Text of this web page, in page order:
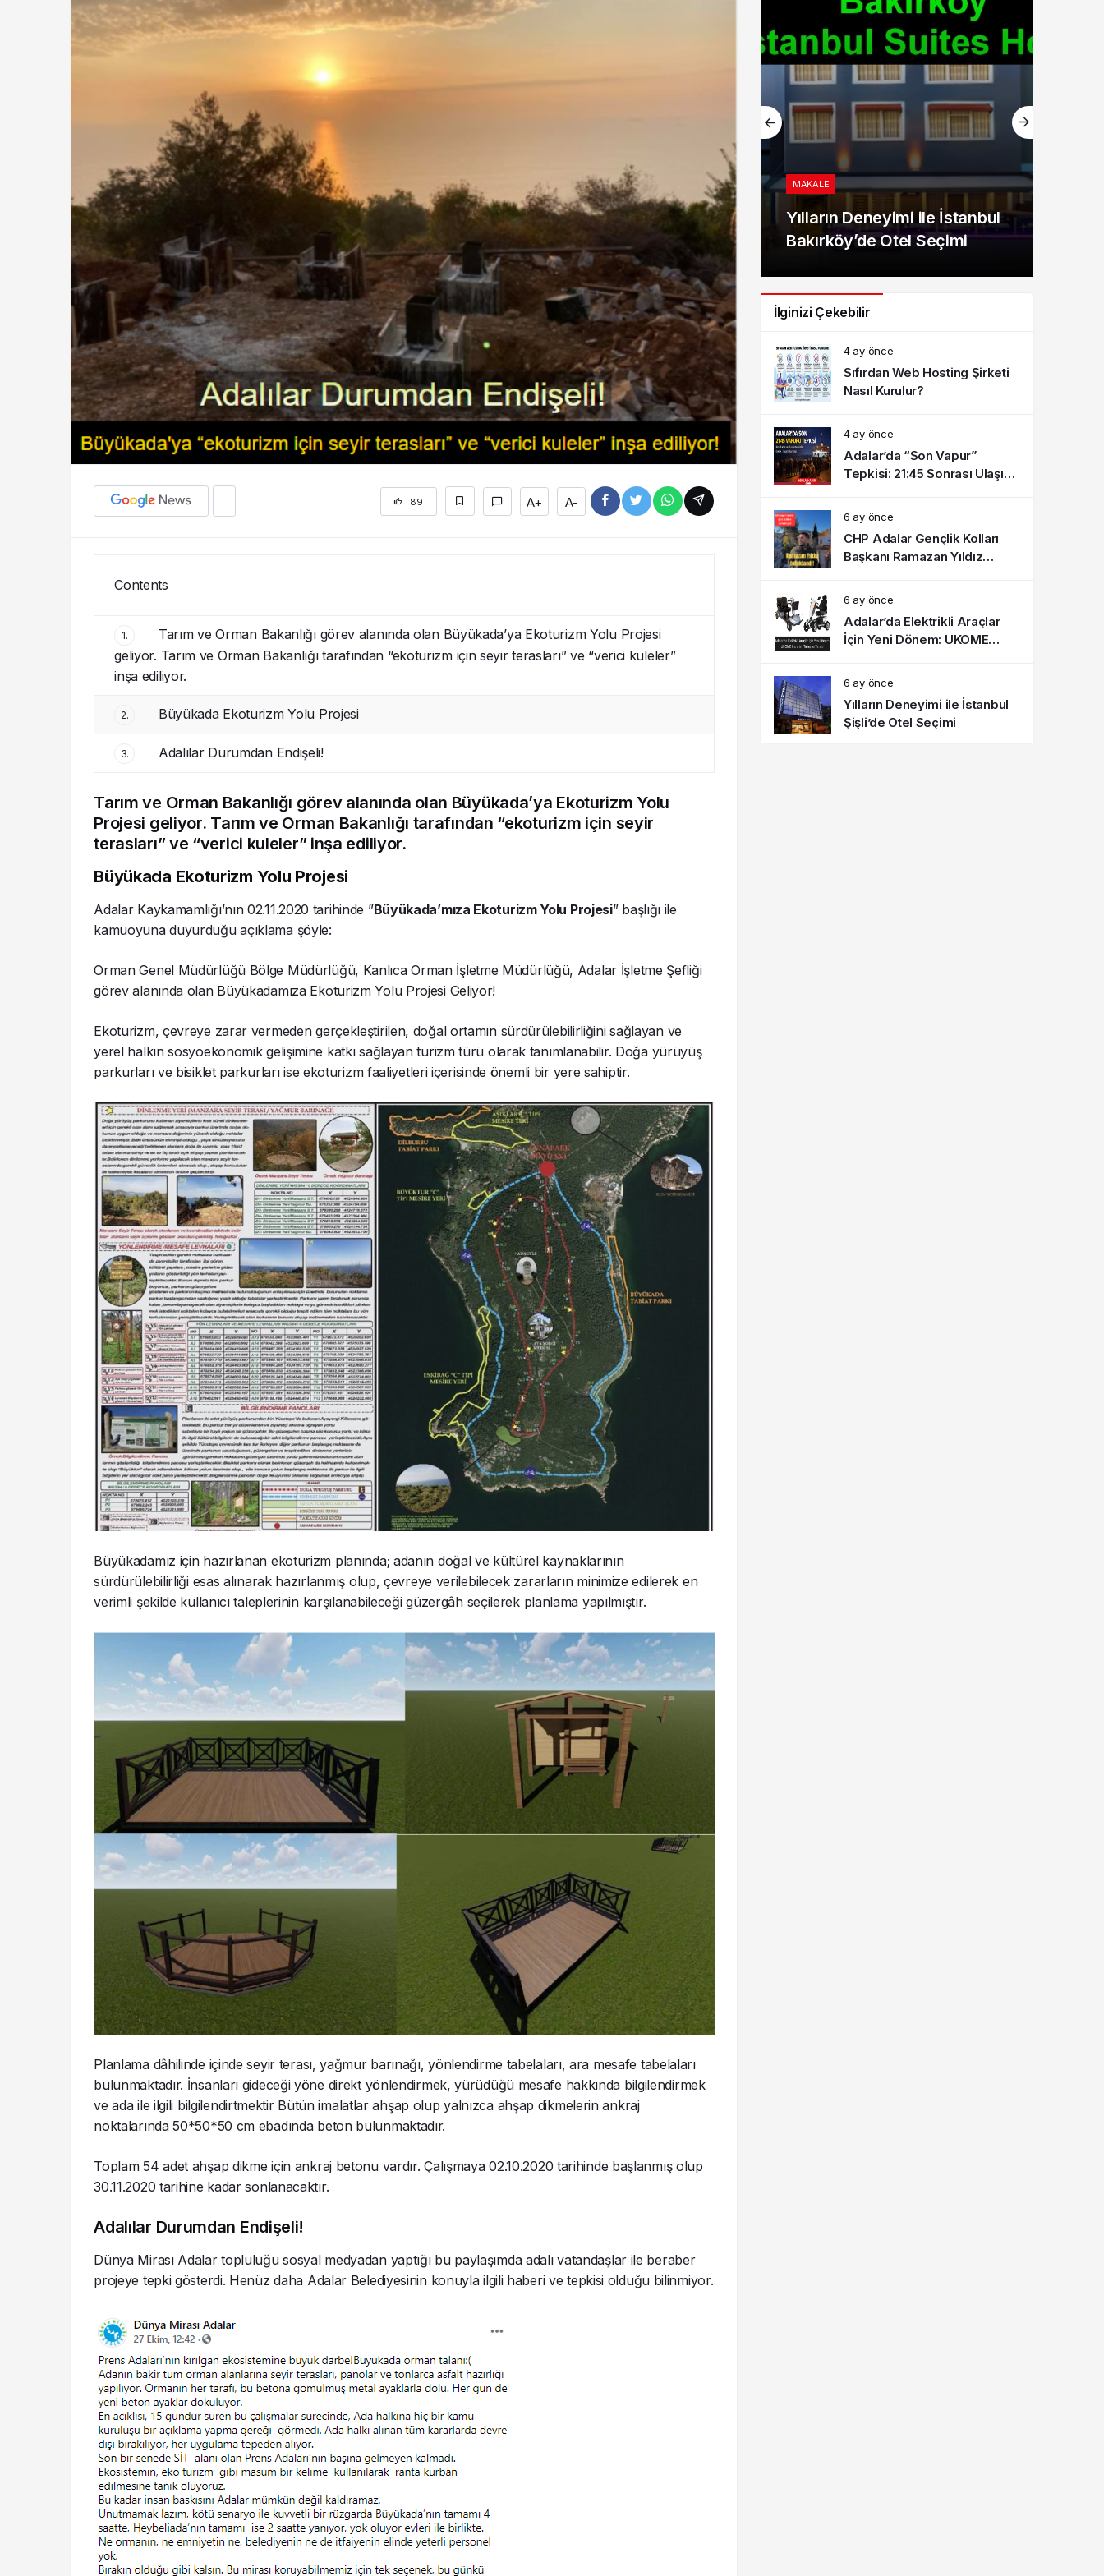
89 A+ A-
Contents
1.
Tarım ve Orman Bakanlığı görev alanında olan Büyükada’ya Ekoturizm Yolu Projesi
geliyor. Tarım ve Orman Bakanlığı tarafından “ekoturizm için seyir terasları” ve “verici kuleler”
inşa ediliyor.
2. Büyükada Ekoturizm Yolu Projesi
3. Adalılar Durumdan Endişeli!
Tarım ve Orman Bakanlığı görev alanında olan Büyükada’ya Ekoturizm Yolu
Projesi geliyor. Tarım ve Orman Bakanlığı tarafından “ekoturizm için seyir
terasları” ve “verici kuleler” inşa ediliyor.
Büyükada Ekoturizm Yolu Projesi
Adalar Kaykamamlığı’nın 02.11.2020 tarihinde ”Büyükada’mıza Ekoturizm Yolu Projesi” başlığı ile
kamuoyuna duyurduğu açıklama şöyle:
Orman Genel Müdürlüğü Bölge Müdürlüğü, Kanlıca Orman İşletme Müdürlüğü, Adalar İşletme Şefliği
görev alanında olan Büyükadamıza Ekoturizm Yolu Projesi Geliyor!
Ekoturizm, çevreye zarar vermeden gerçekleştirilen, doğal ortamın sürdürülebilirliğini sağlayan ve
yerel halkın sosyoekonomik gelişimine katkı sağlayan turizm türü olarak tanımlanabilir. Doğa yürüyüş
parkurları ve bisiklet parkurları ise ekoturizm faaliyetleri içerisinde önemli bir yere sahiptir.
Büyükadamız için hazırlanan ekoturizm planında; adanın doğal ve kültürel kaynaklarının
sürdürülebilirliği esas alınarak hazırlanmış olup, çevreye verilebilecek zararların minimize edilerek en
verimli şekilde kullanıcı taleplerinin karşılanabileceği güzergâh seçilerek planlama yapılmıştır.
Planlama dâhilinde içinde seyir terası, yağmur barınağı, yönlendirme tabelaları, ara mesafe tabelaları
bulunmaktadır. İnsanları gideceği yöne direkt yönlendirmek, yürüdüğü mesafe hakkında bilgilendirmek
ve ada ile ilgili bilgilendirtmektir Bütün imalatlar ahşap olup yalnızca ahşap dikmelerin ankraj
noktalarında 50*50*50 cm ebadında beton bulunmaktadır.
Toplam 54 adet ahşap dikme için ankraj betonu vardır. Çalışmaya 02.10.2020 tarihinde başlanmış olup
30.11.2020 tarihine kadar sonlanacaktır.
Adalılar Durumdan Endişeli!
Dünya Mirası Adalar topluluğu sosyal medyadan yaptığı bu paylaşımda adalı vatandaşlar ile beraber
projeye tepki gösterdi. Henüz daha Adalar Belediyesinin konuyla ilgili haberi ve tepkisi olduğu bilinmiyor.
Adalar Vapur Ücretlerine
Yüzde 10 Zam! 2026 Güncel
Tarife Açıklandı
İlginizi Çekebilir
4 ay önce
Sıfırdan Web Hosting Şirketi
Nasıl Kurulur?
4 ay önce
Adalar’da “Son Vapur”
Tepkisi: 21:45 Sonrası Ulaşım
6 ay önce
CHP Adalar Gençlik Kolları
Başkanı Ramazan Yıldız
6 ay önce
Adalar’da Elektrikli Araçlar
İçin Yeni Dönem: UKOME
6 ay önce
Yılların Deneyimi ile İstanbul
Şişli’de Otel Seçimi